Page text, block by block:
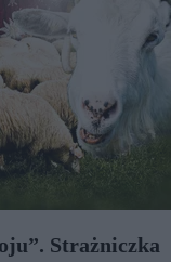
Strażniczka